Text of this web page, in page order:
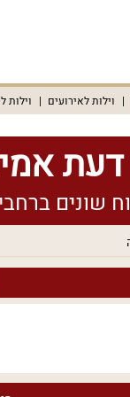
וילות לאירועים וילות